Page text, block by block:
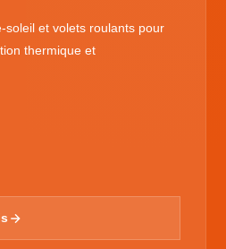
soleil et volets roulants pour
thermique et